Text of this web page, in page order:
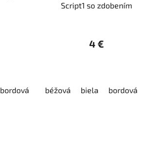
bordová červená čierna fialová
Script1 so zdobením
4 €
béžová biela bordová